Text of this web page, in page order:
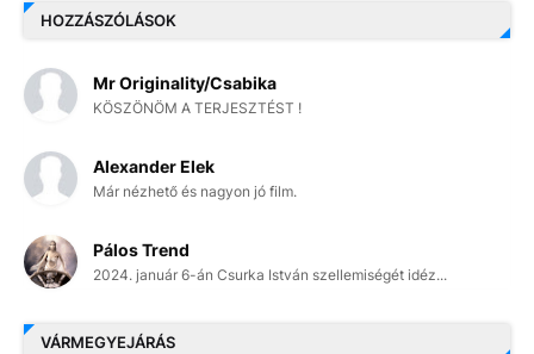
HOZZÁSZÓLÁSOK
Mr Originality/Csabika
KÖSZÖNÖM A TERJESZTÉST !
Alexander Elek
Már nézhető és nagyon jó film.
Pálos Trend
2024. január 6-án Csurka István szellemiségét idéz...
VÁRMEGYEJÁRÁS